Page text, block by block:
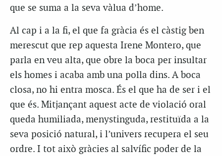
que se suma a la seva vàlua d’home.
Al cap i a la fi, el que fa gràcia és el càstig ben
merescut que rep aquesta Irene Montero, que
parla en veu alta, que obre la boca per insultar
els homes i acaba amb una polla dins. A boca
closa, no hi entra mosca. És el que ha de ser i el
que és. Mitjançant aquest acte de violació oral
queda humiliada, menystinguda, restituïda a la
seva posició natural, i l’univers recupera el seu
ordre. I tot això gràcies al salvífic poder de la